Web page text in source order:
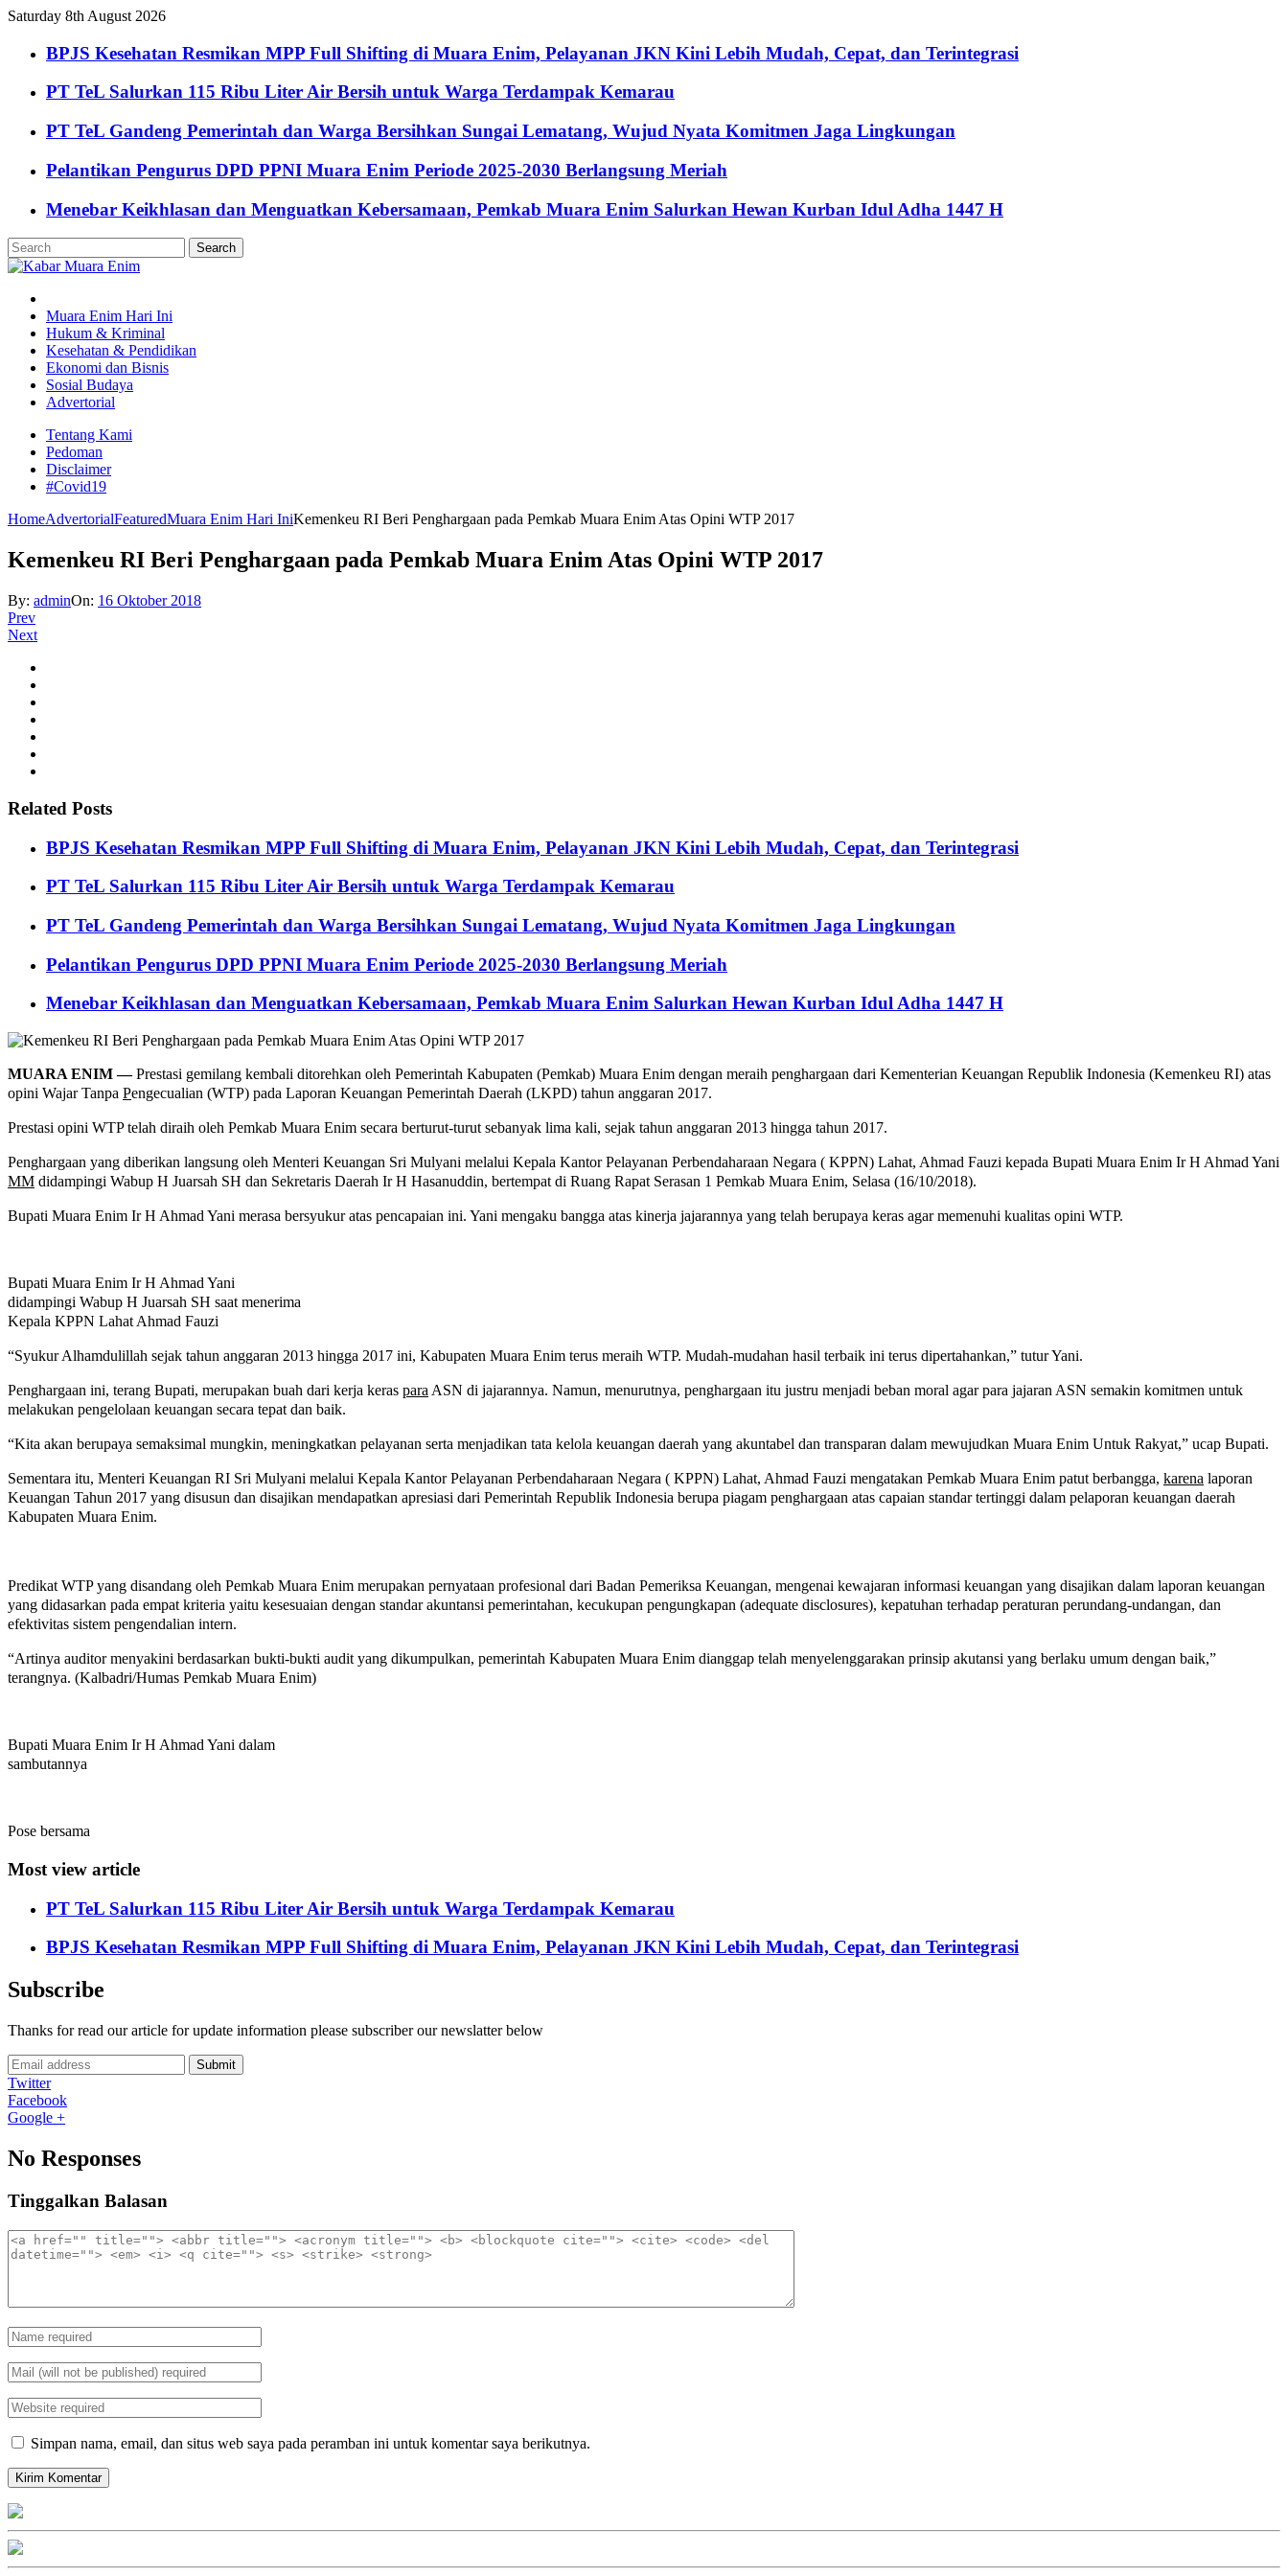
Saturday 8th August 2026
BPJS Kesehatan Resmikan MPP Full Shifting di Muara Enim, Pelayanan JKN Kini Lebih Mudah, Cepat, dan Terintegrasi
PT TeL Salurkan 115 Ribu Liter Air Bersih untuk Warga Terdampak Kemarau
PT TeL Gandeng Pemerintah dan Warga Bersihkan Sungai Lematang, Wujud Nyata Komitmen Jaga Lingkungan
Pelantikan Pengurus DPD PPNI Muara Enim Periode 2025-2030 Berlangsung Meriah
Menebar Keikhlasan dan Menguatkan Kebersamaan, Pemkab Muara Enim Salurkan Hewan Kurban Idul Adha 1447 H
Muara Enim Hari Ini
Hukum & Kriminal
Kesehatan & Pendidikan
Ekonomi dan Bisnis
Sosial Budaya
Advertorial
Tentang Kami
Pedoman
Disclaimer
#Covid19
HomeAdvertorialFeaturedMuara Enim Hari IniKemenkeu RI Beri Penghargaan pada Pemkab Muara Enim Atas Opini WTP 2017
Kemenkeu RI Beri Penghargaan pada Pemkab Muara Enim Atas Opini WTP 2017
By: adminOn: 16 Oktober 2018
Prev
Next
Related Posts
BPJS Kesehatan Resmikan MPP Full Shifting di Muara Enim, Pelayanan JKN Kini Lebih Mudah, Cepat, dan Terintegrasi
PT TeL Salurkan 115 Ribu Liter Air Bersih untuk Warga Terdampak Kemarau
PT TeL Gandeng Pemerintah dan Warga Bersihkan Sungai Lematang, Wujud Nyata Komitmen Jaga Lingkungan
Pelantikan Pengurus DPD PPNI Muara Enim Periode 2025-2030 Berlangsung Meriah
Menebar Keikhlasan dan Menguatkan Kebersamaan, Pemkab Muara Enim Salurkan Hewan Kurban Idul Adha 1447 H
MUARA ENIM —Prestasi gemilang kembali ditorehkan oleh Pemerintah Kabupaten (Pemkab) Muara Enim dengan meraih penghargaan dari Kementerian Keuangan Republik Indonesia (Kemenkeu RI) atas
opini Wajar Tanpa Pengecualian (WTP) pada Laporan Keuangan Pemerintah Daerah (LKPD) tahun anggaran 2017.
Prestasi opini WTP telah diraih oleh Pemkab Muara Enim secara berturut-turut sebanyak lima kali, sejak tahun anggaran 2013 hingga tahun 2017.
Penghargaan yang diberikan langsung oleh Menteri Keuangan Sri Mulyani melalui Kepala Kantor Pelayanan Perbendaharaan Negara ( KPPN) Lahat, Ahmad Fauzi kepada Bupati Muara Enim Ir H Ahmad Yani
MM didampingi Wabup H Juarsah SH dan Sekretaris Daerah Ir H Hasanuddin, bertempat di Ruang Rapat Serasan 1 Pemkab Muara Enim, Selasa (16/10/2018).
Bupati Muara Enim Ir H Ahmad Yani merasa bersyukur atas pencapaian ini. Yani mengaku bangga atas kinerja jajarannya yang telah berupaya keras agar memenuhi kualitas opini WTP.
Bupati Muara Enim Ir H Ahmad Yani
didampingi Wabup H Juarsah SH saat menerima
Kepala KPPN Lahat Ahmad Fauzi
“Syukur Alhamdulillah sejak tahun anggaran 2013 hingga 2017 ini, Kabupaten Muara Enim terus meraih WTP. Mudah-mudahan hasil terbaik ini terus dipertahankan,” tutur Yani.
Penghargaan ini, terang Bupati, merupakan buah dari kerja keras para ASN di jajarannya. Namun, menurutnya, penghargaan itu justru menjadi beban moral agar para jajaran ASN semakin komitmen untuk
melakukan pengelolaan keuangan secara tepat dan baik.
“Kita akan berupaya semaksimal mungkin, meningkatkan pelayanan serta menjadikan tata kelola keuangan daerah yang akuntabel dan transparan dalam mewujudkan Muara Enim Untuk Rakyat,” ucap Bupati.
Sementara itu, Menteri Keuangan RI Sri Mulyani melalui Kepala Kantor Pelayanan Perbendaharaan Negara ( KPPN) Lahat, Ahmad Fauzi mengatakan Pemkab Muara Enim patut berbangga, karena laporan
Keuangan Tahun 2017 yang disusun dan disajikan mendapatkan apresiasi dari Pemerintah Republik Indonesia berupa piagam penghargaan atas capaian standar tertinggi dalam pelaporan keuangan daerah
Kabupaten Muara Enim.
Predikat WTP yang disandang oleh Pemkab Muara Enim merupakan pernyataan profesional dari Badan Pemeriksa Keuangan, mengenai kewajaran informasi keuangan yang disajikan dalam laporan keuangan
yang didasarkan pada empat kriteria yaitu kesesuaian dengan standar akuntansi pemerintahan, kecukupan pengungkapan (adequate disclosures), kepatuhan terhadap peraturan perundang-undangan, dan
efektivitas sistem pengendalian intern.
“Artinya auditor menyakini berdasarkan bukti-bukti audit yang dikumpulkan, pemerintah Kabupaten Muara Enim dianggap telah menyelenggarakan prinsip akutansi yang berlaku umum dengan baik,”
terangnya. (Kalbadri/Humas Pemkab Muara Enim)
Bupati Muara Enim Ir H Ahmad Yani dalam
sambutannya
Pose bersama
Most view article
PT TeL Salurkan 115 Ribu Liter Air Bersih untuk Warga Terdampak Kemarau
BPJS Kesehatan Resmikan MPP Full Shifting di Muara Enim, Pelayanan JKN Kini Lebih Mudah, Cepat, dan Terintegrasi
Subscribe
Thanks for read our article for update information please subscriber our newslatter below
Submit
Twitter
Facebook
Google +
No Responses
Tinggalkan Balasan
Simpan nama, email, dan situs web saya pada peramban ini untuk komentar saya berikutnya.